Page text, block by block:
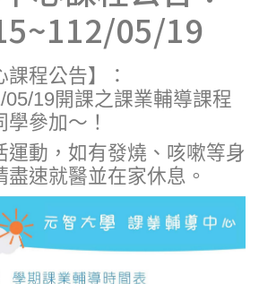
05/19
課程公告】：
05/19開課之課業輔導課程
參加～！
運動，如有發燒、咳嗽等身
速就醫並在家休息。